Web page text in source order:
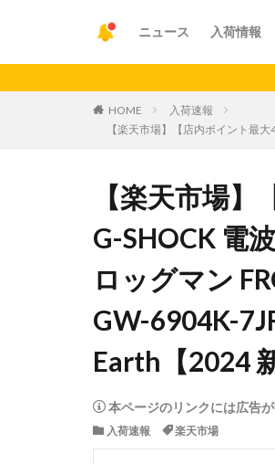
ニュース 入荷情報
HOME
入荷速報
【楽天市場】【店内ポイント最
【楽天市場
G-SHOCK 電
ロッグマン
GW-6904K-
Earth【2024
本ページのリンクには広告が
入荷速報 楽天市場